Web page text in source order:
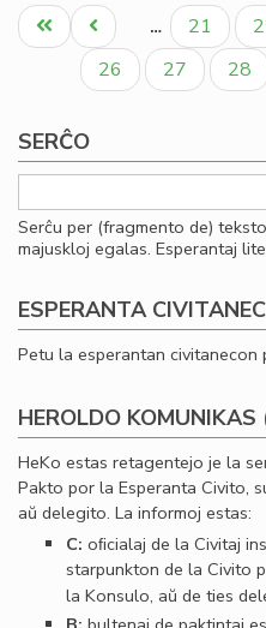
Pagination
Unua
paĝo
Antaŭa
paĝo
… Paĝo
21
Paĝo
26 Paĝo
27 28
SERĈO
Serĉu per (fragmento de)
majuskloj egalas. Esperantaj
ESPERANTA
Petu la esperantan civitanecon
HEROLDO KOMUNIKAS
HeKo estas retagentejo je la
Pakto por la Esperanta Civito,
aŭ delegito. La informoj estas:
C: oﬁcialaj de la Civitaj
starpunkton de la Civito
la Konsulo, aŭ de ties